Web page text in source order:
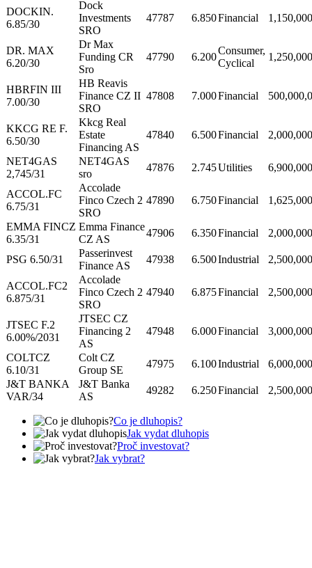
DOCKIN.
6.85/30
Dock
Investments
SRO
47787 6.850Financial
DR. MAX
6.20/30
Dr Max
Funding CR
Sro
47790 6.200
Consumer,
Cyclical
HBRFIN III
7.00/30
HB Reavis
Finance CZ II
SRO
47808 7.000Financial
KKCG RE F.
6.50/30
Kkcg Real
Estate
Financing AS
47840 6.500Financial
NET4GAS
2,745/31
NET4GAS
sro
47876 2.745Utilities
ACCOL.FC
6.75/31
Accolade
Finco Czech 2
SRO
47890 6.750Financial
EMMA FINCZ
6.35/31
Emma Finance
CZ AS
47906 6.350Financial
PSG 6.50/31
Passerinvest
Finance AS
47938 6.500Industrial
ACCOL.FC2
6.875/31
Accolade
Finco Czech 2
SRO
47940 6.875Financial
JTSEC F.2
6.00%/2031
JTSEC CZ
Financing 2
AS
47948 6.000Financial
COLTCZ
6.10/31
Colt CZ
Group SE
47975 6.100Industrial
J&T BANKA
VAR/34
J&T Banka
AS
49282 6.250Financial
Co je dluhopis?
Jak vydat dluhopis
Proč investovat?
Jak vybrat?